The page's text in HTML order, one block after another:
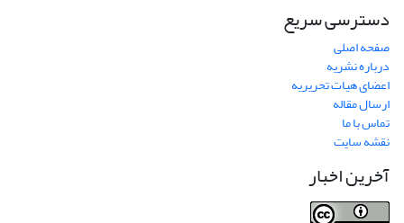
دسترسی سریع
صفحه اصلی
درباره نشریه
اعضای هیات تحریریه
ارسال مقاله
تماس با ما
نقشه سایت
آخرین اخبار